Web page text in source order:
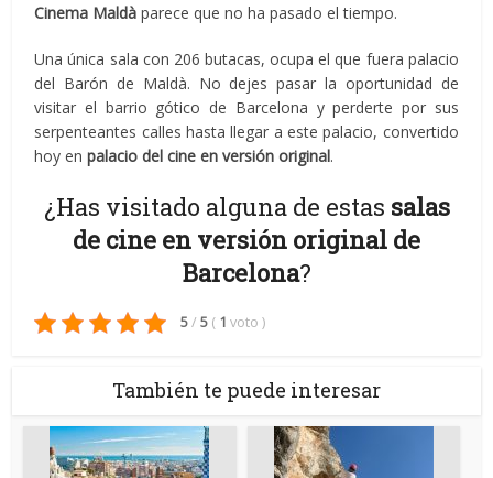
Cinema Maldà parece que no ha pasado el tiempo.
Una única sala con 206 butacas, ocupa el que fuera palacio
del Barón de Maldà. No dejes pasar la oportunidad de
visitar el barrio gótico de Barcelona y perderte por sus
serpenteantes calles hasta llegar a este palacio, convertido
hoy enpalacio del cine en versión original.
¿Has visitado alguna de estas salas
de cine en versión original de
Barcelona?
5/ 5 ( 1 voto )
También te puede interesar